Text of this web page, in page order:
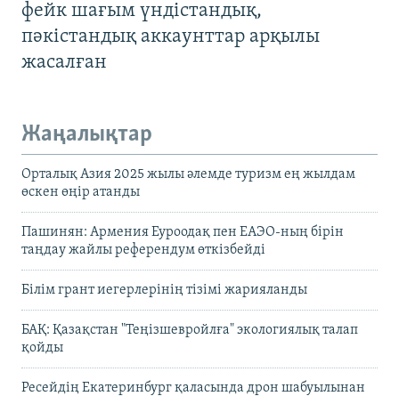
фейк шағым үндістандық,
пәкістандық аккаунттар арқылы
жасалған
Жаңалықтар
Орталық Азия 2025 жылы әлемде туризм ең жылдам
өскен өңір атанды
Пашинян: Армения Еуроодақ пен ЕАЭО-ның бірін
таңдау жайлы референдум өткізбейді
Білім грант иегерлерінің тізімі жарияланды
БАҚ: Қазақстан "Теңізшевройлға" экологиялық талап
қойды
Ресейдің Екатеринбург қаласында дрон шабуылынан